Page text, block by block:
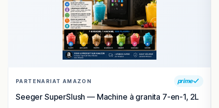
PARTENARIAT AMAZON prime
Seeger SuperSlush — Machine à granita 7-en-1, 2L